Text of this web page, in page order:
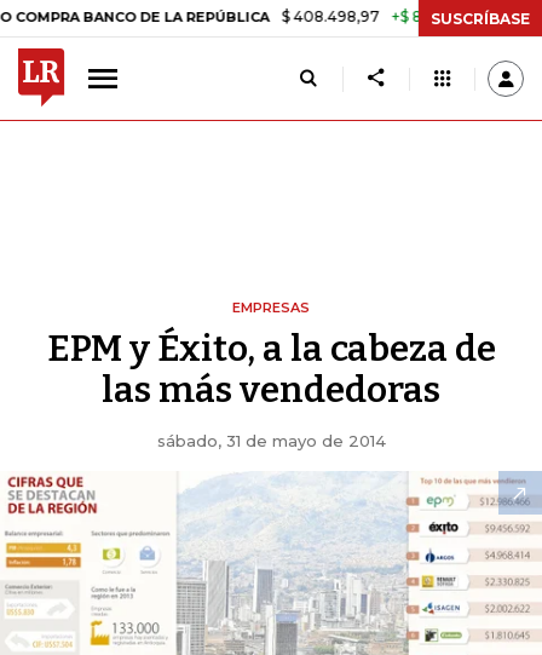
BANCO DE LA REPÚBLICA $ 408.498,97 +$ 8.753,81 +2,19% TASA
SUSCRÍBASE
EMPRESAS
EPM y Éxito, a la cabeza de
las más vendedoras
sábado, 31 de mayo de 2014